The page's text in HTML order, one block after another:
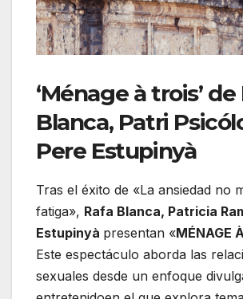
‘Ménage à trois’ de
Blanca, Patri
Pere Estupinyà
Tras el éxito de «La ansiedad no
fatiga», Rafa Blanca, Patricia
Estupinyà presentan «MÉNAGE
Este espectáculo aborda las
sexuales desde un enfoque